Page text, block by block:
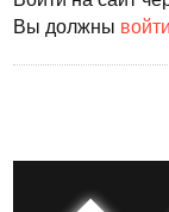
Вы должны войти